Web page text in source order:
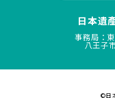
日本遺
事務局：
八王子
©日